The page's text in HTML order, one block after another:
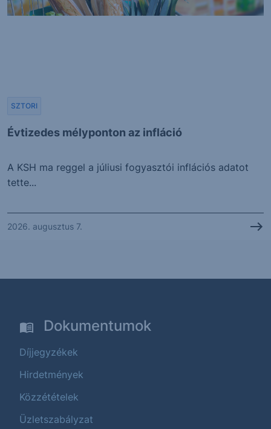
Évtizedes mélyponton az infláció
SZTORI
A KSH ma reggel a júliusi fogyasztói inflációs adatot
tette...
2026. augusztus 7.
Dokumentumok
Díjjegyzékek
Hirdetmények
Közzétételek
Üzletszabályzat